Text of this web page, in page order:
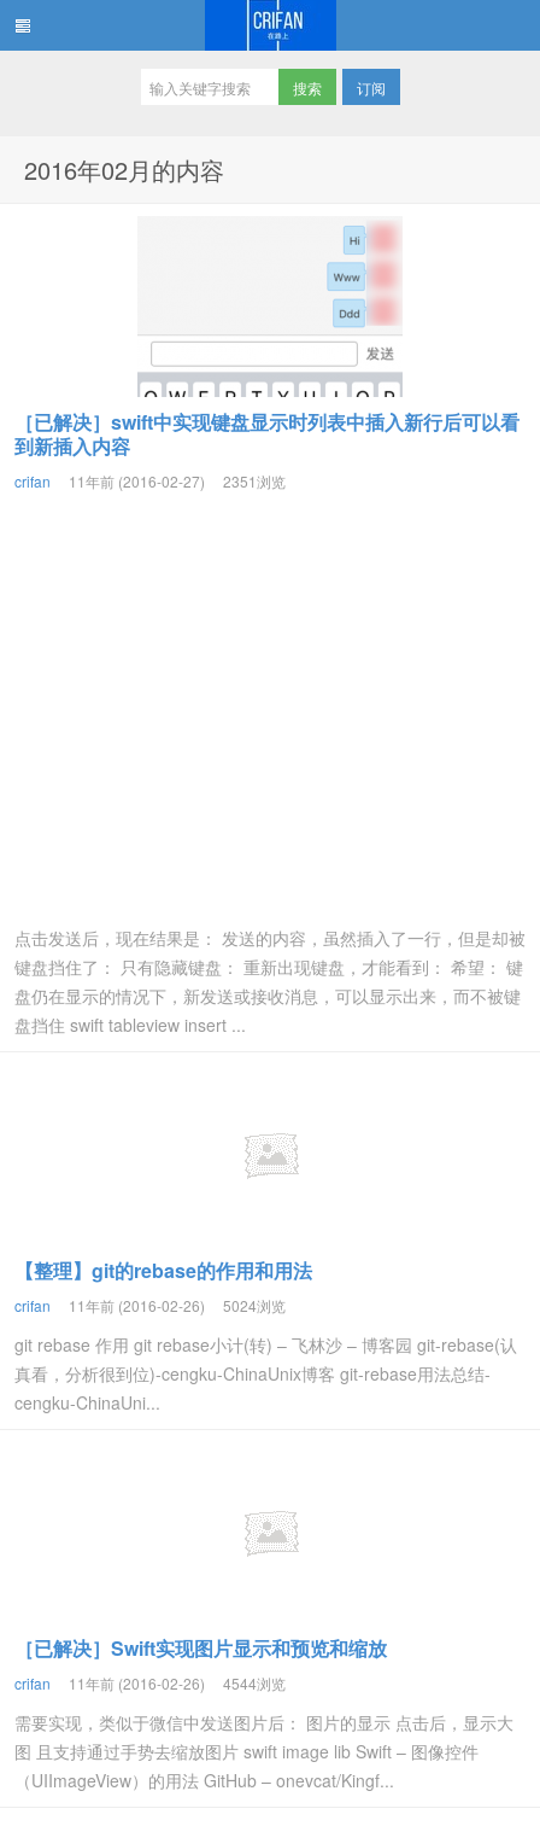
订阅
2016年02月的内容
［已解决］swift中实现键盘显示时列表中插入新行后可以看
到新插入内容
crifan 11年前 (2016-02-27) 2351浏览
点击发送后，现在结果是： 发送的内容，虽然插入了一行，但是却被
键盘挡住了： 只有隐藏键盘： 重新出现键盘，才能看到： 希望： 键
盘仍在显示的情况下，新发送或接收消息，可以显示出来，而不被键
盘挡住 swift tableview insert ...
【整理】git的rebase的作用和用法
crifan 11年前 (2016-02-26) 5024浏览
git rebase 作用 git rebase小计(转) – 飞林沙 – 博客园 git-rebase(认
真看，分析很到位)-cengku-ChinaUnix博客 git-rebase用法总结-
cengku-ChinaUni...
［已解决］Swift实现图片显示和预览和缩放
crifan 11年前 (2016-02-26) 4544浏览
需要实现，类似于微信中发送图片后： 图片的显示 点击后，显示大
图 且支持通过手势去缩放图片 swift image lib Swift – 图像控件
（UIImageView）的用法 GitHub – onevcat/Kingf...